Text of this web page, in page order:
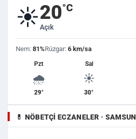
☀️20°C
Açık
Nem: 81%Rüzgar: 6 km/sa
Pzt
🌧️
29°
Sal
☀️
30°
💊 NÖBETÇI ECZANELER · SAMSUN